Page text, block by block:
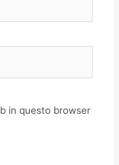
in questo browser